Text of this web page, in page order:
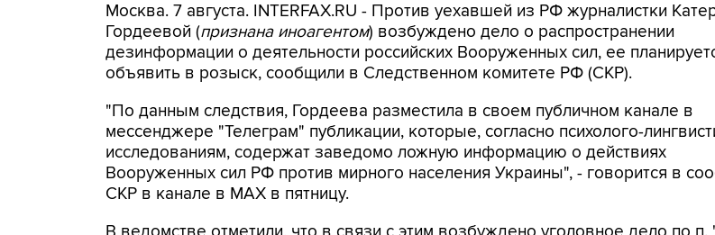
Москва. 7 августа. INTERFAX.RU - Против уехавшей из РФ журналистки
Гордеевой (признана иноагентом) возбуждено дело о распространении
дезинформации о деятельности российских Вооруженных сил, ее
объявить в розыск, сообщили в Следственном комитете РФ (СКР).
"По данным следствия, Гордеева разместила в своем публичном канале в
мессенджере "Телеграм" публикации, которые, согласно психолого-
исследованиям, содержат заведомо ложную информацию о действиях
Вооруженных сил РФ против мирного населения Украины", - говорится в
СКР в канале в MAX в пятницу.